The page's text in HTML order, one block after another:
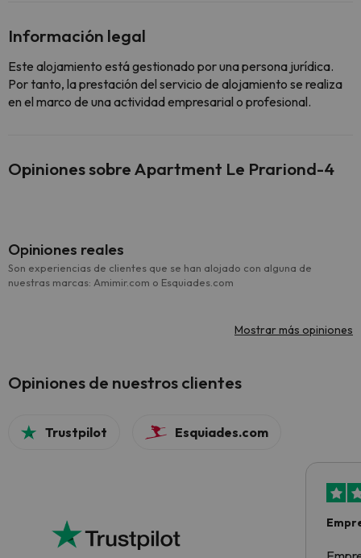
Información legal
Este alojamiento está gestionado por una persona jurídica.
Por tanto, la prestación del servicio de alojamiento se realiza
en el marco de una actividad empresarial o profesional.
Opiniones sobre Apartment Le Prariond-4
Opiniones reales
Son experiencias de clientes que se han alojado con alguna de
nuestras marcas: Amimir.com o Esquiades.com
Mostrar más opiniones
Opiniones de nuestros clientes
Trustpilot Esquiades.com